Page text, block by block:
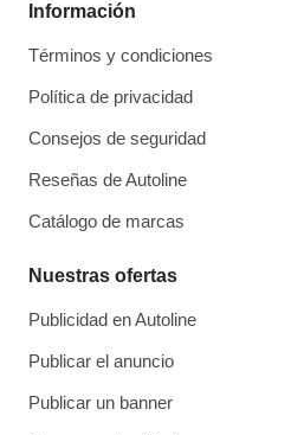
Información
Términos y condiciones
Política de privacidad
Consejos de seguridad
Reseñas de Autoline
Catálogo de marcas
Nuestras ofertas
Publicidad en Autoline
Publicar el anuncio
Publicar un banner